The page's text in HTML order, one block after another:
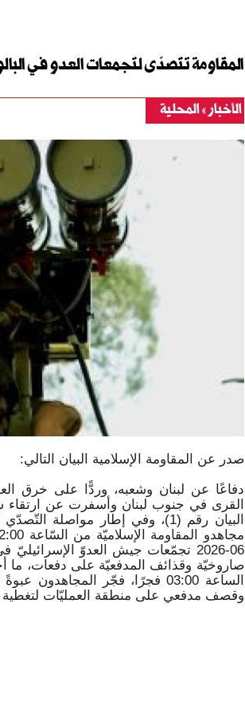
المقاومة تتصدّى لتجمعات العدو في
الأخبار المحلية
صدر عن المقاومة الإسلامية البيان التالي:
دفاعًا عن لبنان وشعبه، وردًّا على خرق
القرى في جنوب لبنان وأسفرت عن
البيان رقم (1)، وفي إطار مواصلة
06-2026 تجمّعات جيش العدوّ
صاروخيّة وقذائف المدفعيّة على دفعات، ما
الساعة 03:00 فجرًا، فجّر
وقصف مدفعي على منطقة العمليّات لتغطية